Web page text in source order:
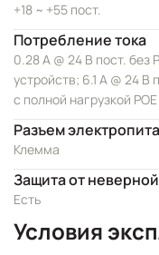
+18 ~ +55 пост.
Потребление тока
0.28 А @ 24 В пост. без
устройств; 6.1 А @ 24 В
с полной нагрузкой POE
Разъем
Клемма
Защита от
Есть
Условия